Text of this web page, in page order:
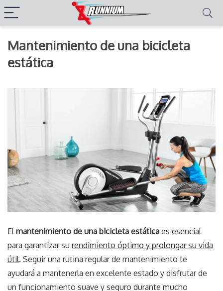
Mantenimiento de una bicicleta
estática
El mantenimiento de una bicicleta estática es esencial
para garantizar su rendimiento óptimo y prolongar su vida
útil. Seguir una rutina regular de mantenimiento te
ayudará a mantenerla en excelente estado y disfrutar de
un funcionamiento suave y seguro durante mucho